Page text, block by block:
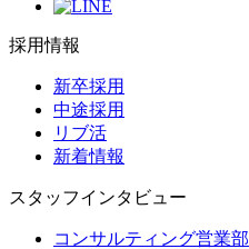
採用情報
新卒採用
中途採用
リブ活
新着情報
スタッフインタビュー
コンサルティング営業部